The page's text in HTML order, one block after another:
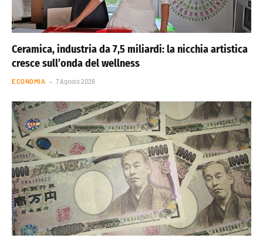
Ceramica, industria da 7,5 miliardi: la nicchia artistica
cresce sull’onda del wellness
ECONOMIA 7 Agosto 2026